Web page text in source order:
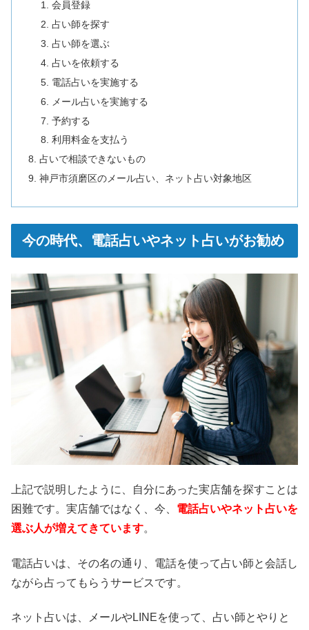
会員登録
占い師を探す
占い師を選ぶ
占いを依頼する
電話占いを実施する
メール占いを実施する
予約する
利用料金を支払う
占いで相談できないもの
神戸市須磨区のメール占い、ネット占い対象地区
今の時代、電話占いやネット占いがお勧め
上記で説明したように、自分にあった実店舗を探すことは
困難です。実店舗ではなく、今、 電話占いやネット占いを
選ぶ人が増えてきています。
電話占いは、その名の通り、電話を使って占い師と会話し
ながら占ってもらうサービスです。
ネット占いは、メールやLINEを使って、占い師とやりと